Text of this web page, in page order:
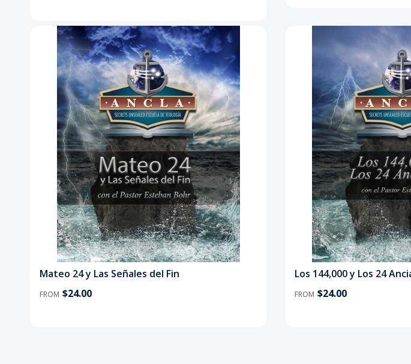
Mateo 24 y Las Señales del Fin
FROM $24.00
Los 144,000 y Los 24
FROM $24.00